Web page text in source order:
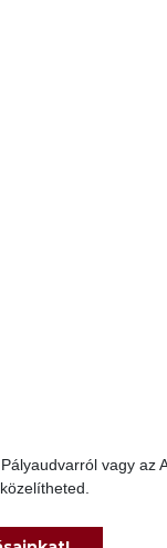
vagy az